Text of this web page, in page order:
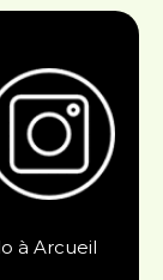
à Arcueil